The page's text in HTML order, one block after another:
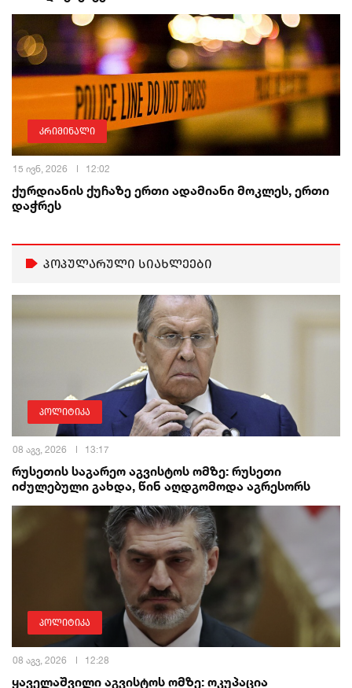
კრიმინალი
15 ივნ, 2026 12:02
ქურდიანის ქუჩაზე ერთი ადამიანი მოკლეს, ერთი
დაჭრეს
პოპულარული სიახლეები
პოლიტიკა
08 აგვ, 2026 13:17
რუსეთის საგარეო აგვისტოს ომზე: რუსეთი
იძულებული გახდა, წინ აღდგომოდა აგრესორს
პოლიტიკა
08 აგვ, 2026 12:28
ყაველაშვილი აგვისტოს ომზე: ოკუპაცია